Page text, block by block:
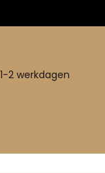
2 werkdagen